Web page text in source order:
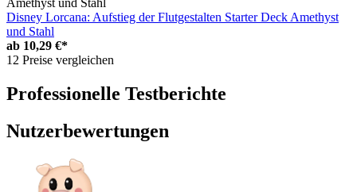
Disney Lorcana: Aufstieg der Flutgestalten Starter Deck Amethyst
und Stahl
ab 10,29 €*
12 Preise vergleichen
Professionelle Testberichte
Nutzerbewertungen